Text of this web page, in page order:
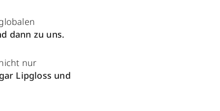
dann zu uns.
nur
Lipgloss und